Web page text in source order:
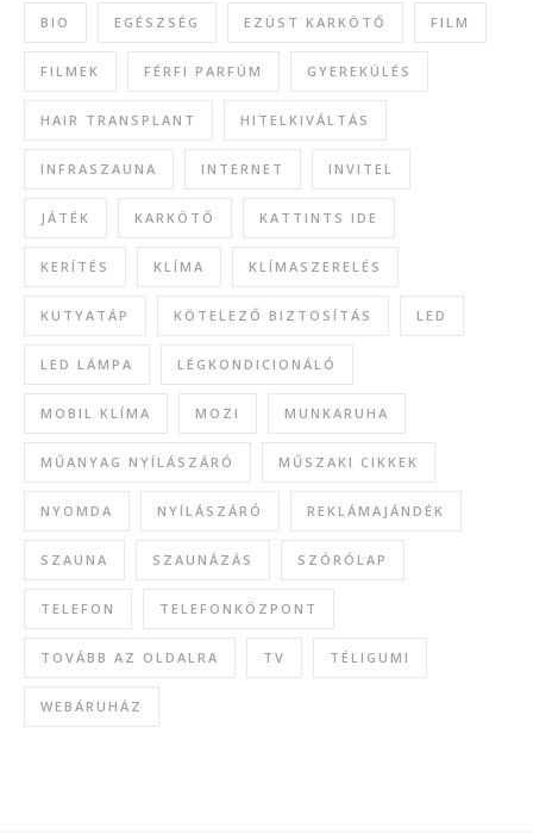
BIO EGÉSZSÉG EZÜST KARKÖTŐ FILM
FILMEK FÉRFI PARFÜM GYEREKÜLÉS
HAIR TRANSPLANT HITELKIVÁLTÁS
INFRASZAUNA INTERNET INVITEL
JÁTÉK KARKÖTŐ KATTINTS IDE
KERÍTÉS KLÍMA KLÍMASZERELÉS
KUTYATÁP KÖTELEZŐ BIZTOSÍTÁS LED
LED LÁMPA LÉGKONDICIONÁLÓ
MOBIL KLÍMA MOZI MUNKARUHA
MŰANYAG NYÍLÁSZÁRÓ MŰSZAKI CIKKEK
NYOMDA NYÍLÁSZÁRÓ REKLÁMAJÁNDÉK
SZAUNA SZAUNÁZÁS SZÓRÓLAP
TELEFON TELEFONKÖZPONT
TOVÁBB AZ OLDALRA TV TÉLIGUMI
WEBÁRUHÁZ